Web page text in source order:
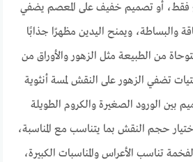
فقط، أو تصميم خفيف على المعصم يضفي
والبساطة، ويمنح اليدين مظهرًا جذابًا
من الطبيعة مثل الزهور والأوراق من
تضفي الزهور على النقش لمسة أنثوية
بين الورود الصغيرة والكروم الطويلة
حجم النقش بما يتناسب مع المناسبة،
تناسب الأعراس والمناسبات الكبيرة،